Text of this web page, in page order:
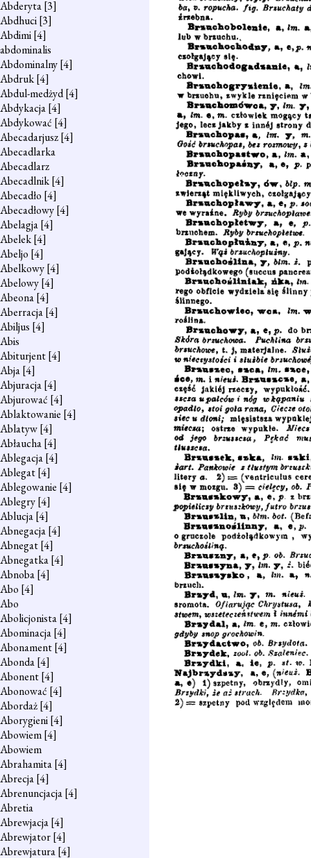
Abderyta[3]
Abdhuci[3]
Abdimi[4]
abdominalis
Abdominalny[4]
Abdruk[4]
Abdul-medżyd[4]
Abdykacja[4]
Abdykować [4]
Abecadarjusz[4]
Abecadlarka
Abecadlarz
Abecadlnik[4]
Abecadło [4]
Abecadłowy[4]
Abelagja[4]
Abelek[4]
Abeljo [4]
Abelkowy[4]
Abelowy[4]
Abeona[4]
Aberracja[4]
Abiljus [4]
Abis
Abiturjent[4]
Abja[4]
Abjuracja[4]
Abjurować [4]
Ablaktowanie [4]
Ablatyw[4]
Abłaucha[4]
Ablegacja[4]
Ablegat[4]
Ablegowanie [4]
Ablegry[4]
Ablucja[4]
Abnegacja[4]
Abnegat[4]
Abnegatka[4]
Abnoba[4]
Abo [4]
Abo
Abolicjonista[4]
Abominacja[4]
Abonament[4]
Abonda[4]
Abonent[4]
Abonować [4]
Abordaż[4]
Aborygieni[4]
Abowiem[4]
Abowiem
Abrahamita[4]
Abrecja[4]
Abrenuncjacja[4]
Abretia
Abrewjacja[4]
Abrewjator[4]
Abrewjatura[4]